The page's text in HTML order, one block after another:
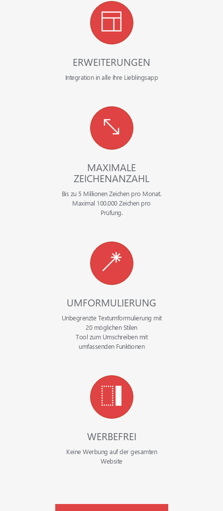
ERWEITERUNGEN
Integration in alle Ihre Lieblingsapp
MAXIMALE
ZEICHENANZAHL
Bis zu 5 Millionen Zeichen pro Monat.
Maximal 100.000 Zeichen pro
Prüfung.
UMFORMULIERUNG
Unbegrenzte Textumformulierung mit
20 möglichen Stilen
Tool zum Umschreiben mit
umfassenden Funktionen
WERBEFREI
Keine Werbung auf der gesamten
Website